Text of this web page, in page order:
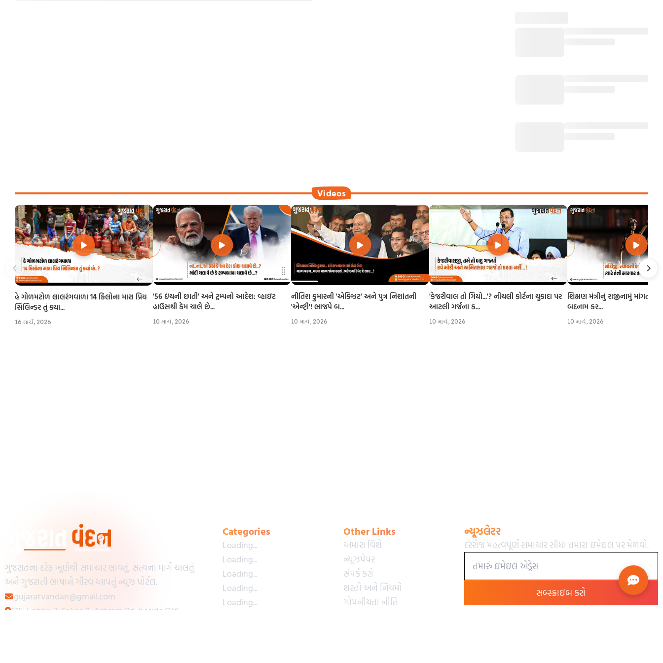
Videos
હે ગોળમટોળ લાલરંગવાળા 14 કિલોના મારા પ્રિય
સિલિન્ડર તું ક્યા...
16 માર્ચ, 2026
'56 ઇંચની છાતી' અને ટ્રમ્પનો આદેશ: વ્હાઇટ
હાઉસથી કેમ ચાલે છે...
10 માર્ચ, 2026
નીતિશ કુમારની 'એક્ઝિટ' અને પુત્ર નિશાંતની
'એન્ટ્રી'! ભાજપે બ...
10 માર્ચ, 2026
'કેજરીવાલ તો ગિયો...'? નીચલી કોર્ટના ચુકાદા પર
આટલી ગર્જના ક...
10 માર્ચ, 2026
શિક્ષણ મંત્રીનું રાજીનામું માંગતા
બદનામ કર...
10 માર્ચ, 2026
ગુજરાતના દરેક ખૂણેથી સમાચાર લાવતું, સત્યના માર્ગે ચાલતું
અને ગુજરાતી ભાષાને ગૌરવ આપતું ન્યૂઝ પોર્ટલ.
gujaratvandan@gmail.com
615, Lobby-2, Sakar-9, Ashram Rd, beside Old
Categories
Loading...
Loading...
Loading...
Loading...
Loading...
Other Links
અમારા વિશે
ન્યૂઝપેપર
સંપર્ક કરો
શરતો અને નિયમો
ગોપનીયતા નીતિ
ન્યૂઝલેટર
દરરોજ મહત્વપૂર્ણ સમાચાર સીધા તમારા ઇમેઇલ પર મેળવો.
સબ્સ્ક્રાઇબ કરો